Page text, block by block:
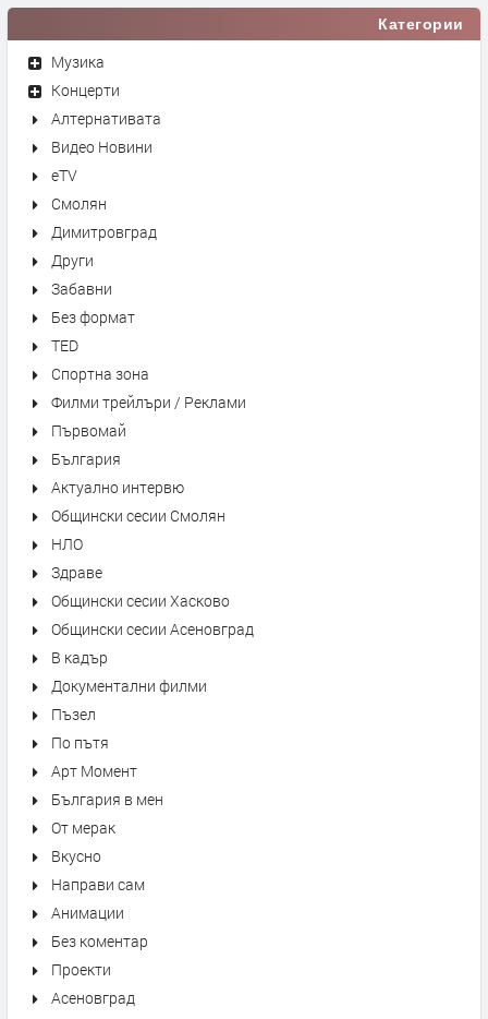
Категории
Музика
Концерти
Алтернативата
Видео Новини
eTV
Смолян
Димитровград
Други
Забавни
Без формат
TED
Спортна зона
Филми трейлъри / Реклами
Първомай
България
Актуално интервю
Общински сесии Смолян
НЛО
Здраве
Общински сесии Хасково
Общински сесии Асеновград
В кадър
Документални филми
Пъзел
По пътя
Арт Момент
България в мен
От мерак
Вкусно
Направи сам
Анимации
Без коментар
Проекти
Асеновград